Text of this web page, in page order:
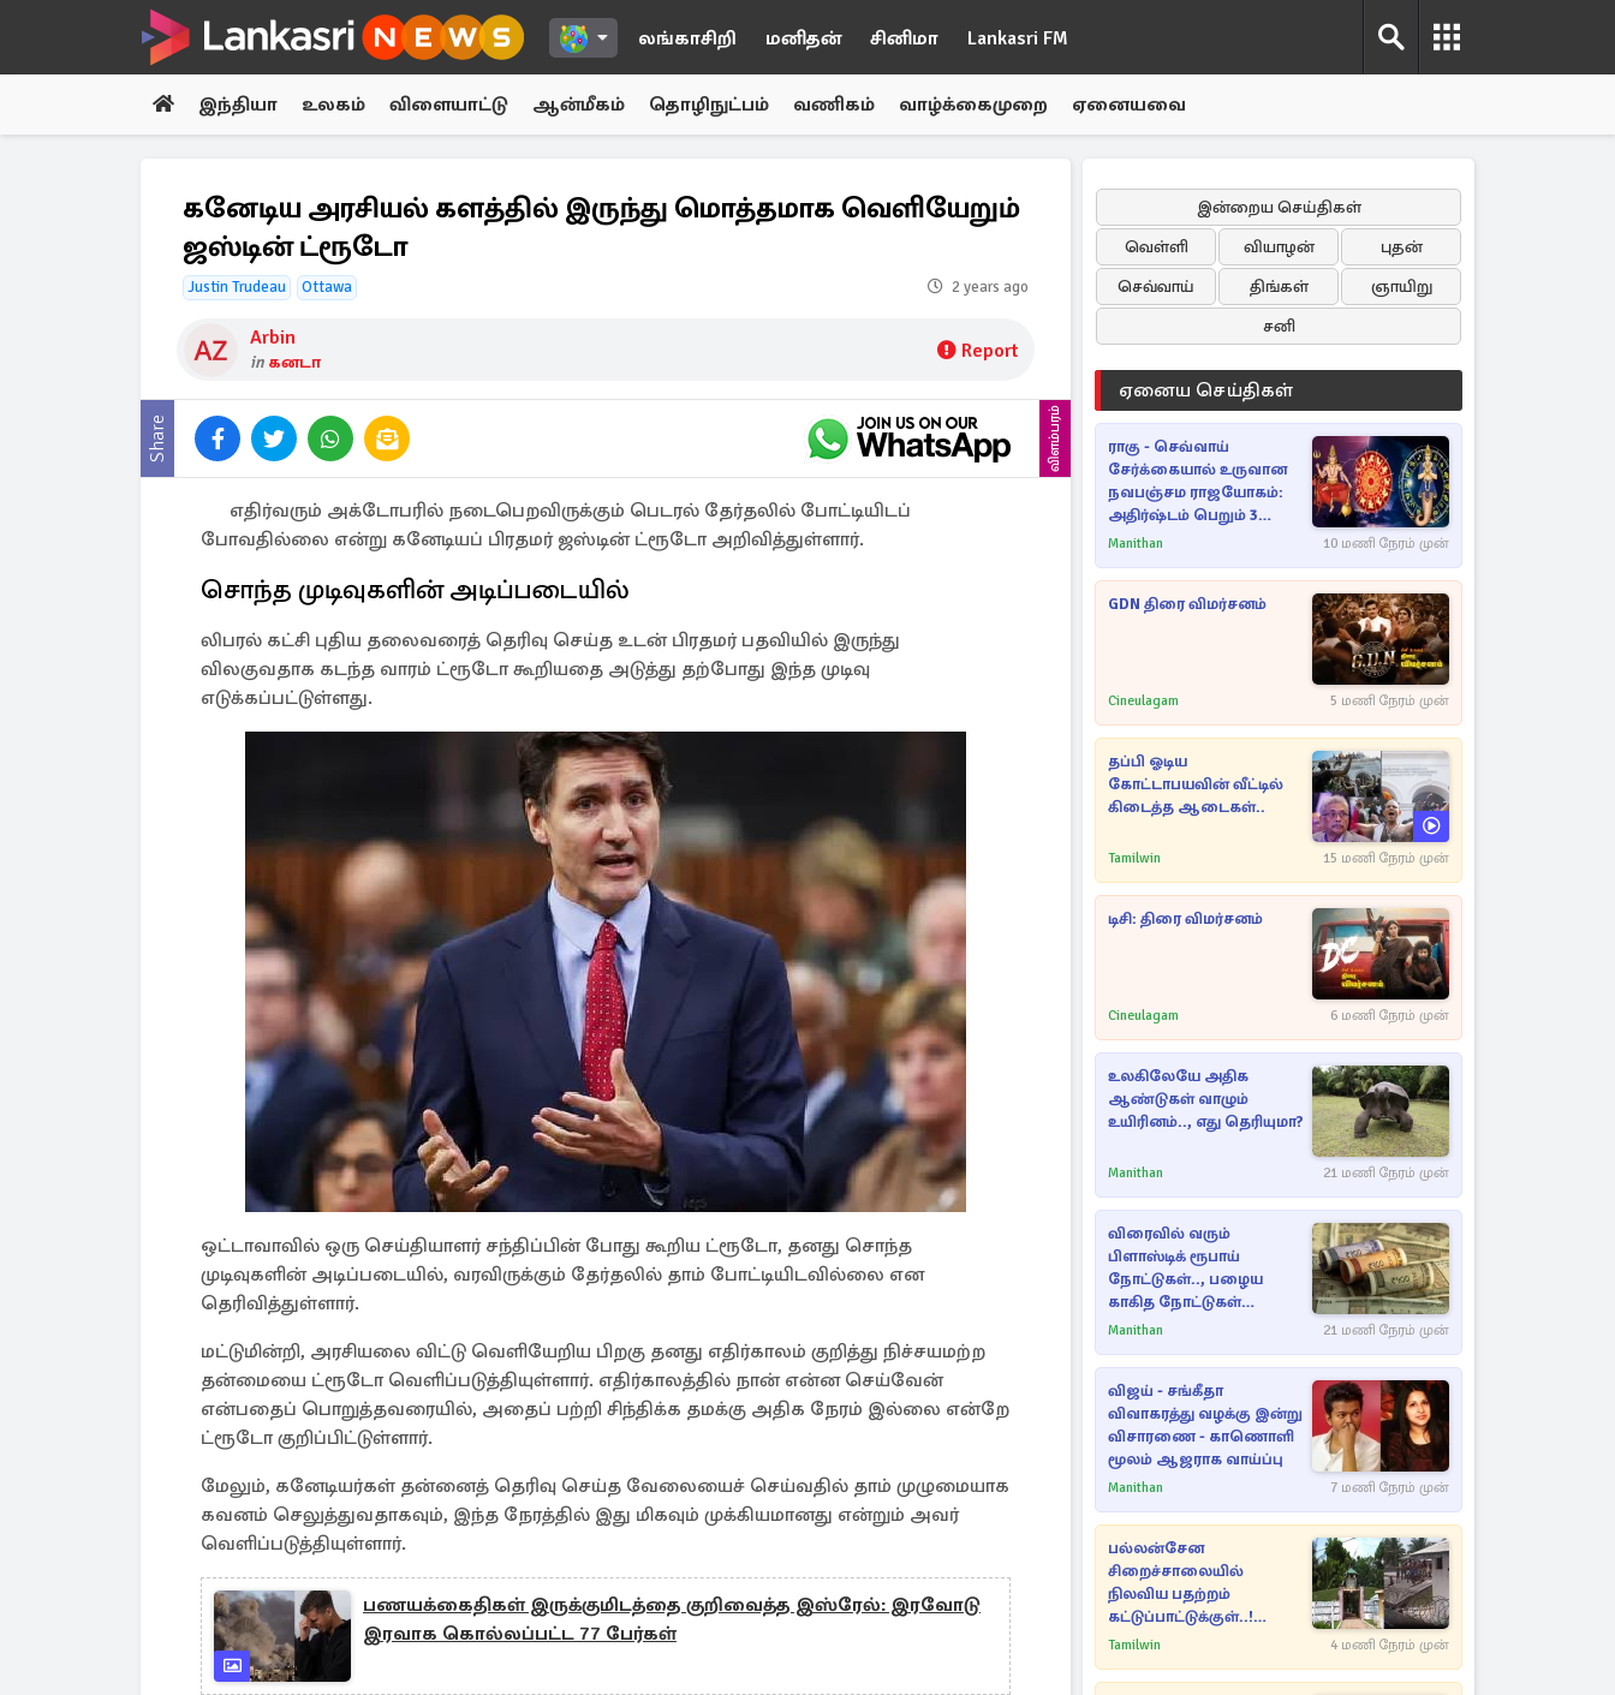
லங்காசிறி மனிதன் சினிமா Lankasri FM
இந்தியா உலகம் விளையாட்டு ஆன்மீகம் தொழிநுட்பம் வணிகம் வாழ்க்கைமுறை ஏனையவை
கனேடிய அரசியல் களத்தில் இருந்து மொத்தமாக வெளியேறும்
ஜஸ்டின் ட்ரூடோ
Justin Trudeau Ottawa 2 years ago
Arbin
in கனடா Report
Share விளம்பரம்
எதிர்வரும் அக்டோபரில் நடைபெறவிருக்கும் பெடரல் தேர்தலில் போட்டியிடப்
போவதில்லை என்று கனேடியப் பிரதமர் ஜஸ்டின் ட்ரூடோ அறிவித்துள்ளார்.
சொந்த முடிவுகளின் அடிப்படையில்
லிபரல் கட்சி புதிய தலைவரைத் தெரிவு செய்த உடன் பிரதமர் பதவியில் இருந்து
விலகுவதாக கடந்த வாரம் ட்ரூடோ கூறியதை அடுத்து தற்போது இந்த முடிவு
எடுக்கப்பட்டுள்ளது.
ஒட்டாவாவில் ஒரு செய்தியாளர் சந்திப்பின் போது கூறிய ட்ரூடோ, தனது சொந்த
முடிவுகளின் அடிப்படையில், வரவிருக்கும் தேர்தலில் தாம் போட்டியிடவில்லை என
தெரிவித்துள்ளார்.
மட்டுமின்றி, அரசியலை விட்டு வெளியேறிய பிறகு தனது எதிர்காலம் குறித்து நிச்சயமற்ற
தன்மையை ட்ரூடோ வெளிப்படுத்தியுள்ளார். எதிர்காலத்தில் நான் என்ன செய்வேன்
என்பதைப் பொறுத்தவரையில், அதைப் பற்றி சிந்திக்க தமக்கு அதிக நேரம் இல்லை என்றே
ட்ரூடோ குறிப்பிட்டுள்ளார்.
மேலும், கனேடியர்கள் தன்னைத் தெரிவு செய்த வேலையைச் செய்வதில் தாம் முழுமையாக
கவனம் செலுத்துவதாகவும், இந்த நேரத்தில் இது மிகவும் முக்கியமானது என்றும் அவர்
வெளிப்படுத்தியுள்ளார்.
பணயக்கைதிகள் இருக்குமிடத்தை குறிவைத்த இஸ்ரேல்: இரவோடு
இரவாக கொல்லப்பட்ட 77 பேர்கள்
இன்றைய செய்திகள்
வெள்ளி
வியாழன்
புதன்
செவ்வாய்
திங்கள்
ஞாயிறு
சனி
ஏனைய செய்திகள்
ராகு - செவ்வாய்
சேர்க்கையால் உருவான
நவபஞ்சம ராஜயோகம்:
அதிர்ஷ்டம் பெறும் 3
ராசிகள்!
Manithan 10 மணி நேரம் முன்
GDN திரை விமர்சனம்
Cineulagam 5 மணி நேரம் முன்
தப்பி ஓடிய
கோட்டாபயவின் வீட்டில்
கிடைத்த ஆடைகள்..
Tamilwin 15 மணி நேரம் முன்
டிசி: திரை விமர்சனம்
Cineulagam 6 மணி நேரம் முன்
உலகிலேயே அதிக
ஆண்டுகள் வாழும்
உயிரினம்.., எது தெரியுமா?
Manithan 21 மணி நேரம் முன்
விரைவில் வரும்
பிளாஸ்டிக் ரூபாய்
நோட்டுகள்.., பழைய
காகித நோட்டுகள்
செல்லுமா?
Manithan 21 மணி நேரம் முன்
விஜய் - சங்கீதா
விவாகரத்து வழக்கு இன்று
விசாரணை - காணொளி
மூலம் ஆஜராக வாய்ப்பு
Manithan 7 மணி நேரம் முன்
பல்லன்சேன
சிறைச்சாலையில்
நிலவிய பதற்றம்
கட்டுப்பாட்டுக்குள்..!
அதிரடியாக களமிறங்கிய
Tamilwin 4 மணி நேரம் முன்